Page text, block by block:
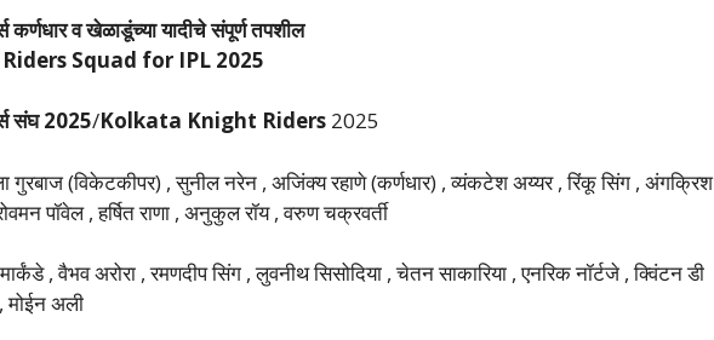
कर्णधार व खेळाडूंच्या यादीचे संपूर्ण तपशील
Squad for IPL 2025
संघ 2025/Kolkata Knight Riders 2025
गुरबाज (विकेटकीपर) , सुनील नरेन , अजिंक्य रहाणे (कर्णधार) , व्यंकटेश अय्यर , रिंकू सिंग , अंगक्रिश
पॉवेल , हर्षित राणा , अनुकुल रॉय , वरुण चक्रवर्ती
, वैभव अरोरा , रमणदीप सिंग , लुवनीथ सिसोदिया , चेतन साकारिया , एनरिक नॉर्टजे , क्विंटन डी
मोईन अली